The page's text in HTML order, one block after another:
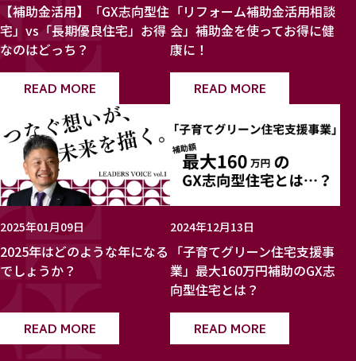
【補助金活用】「GX志向型住
宅」vs「長期優良住宅」お得
なのはどっち？
READ MORE
「リフォーム補助金活用相談
会」補助金を使ってお得に健
康に！
READ MORE
2025年01月09日
2025年はどのような年になる
でしょうか？
READ MORE
2024年12月13日
「子育てグリーン住宅支援事
業」最大160万円補助のGX志
向型住宅とは？
READ MORE